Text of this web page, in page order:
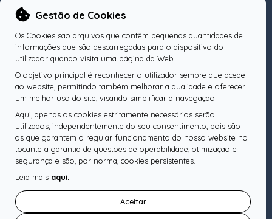
Gestão de Cookies
Os Cookies são arquivos que contêm pequenas quantidades de
informações que são descarregadas para o dispositivo do
utilizador quando visita uma página da Web.
O objetivo principal é reconhecer o utilizador sempre que acede
ao website, permitindo também melhorar a qualidade e oferecer
um melhor uso do site, visando simplificar a navegação.
Aqui, apenas os cookies estritamente necessários serão
utilizados, independentemente do seu consentimento, pois são
os que garantem o regular funcionamento do nosso website no
tocante à garantia de questões de operabilidade, otimização e
segurança e são, por norma, cookies persistentes.
Leia mais aqui.
Aceitar
NEWSLETTER
Subscreva a nossa Newsletter OK
SIGA-NOS
Pesquise o seu Notário